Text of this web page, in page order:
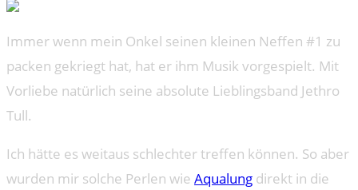
Immer wenn mein Onkel seinen kleinen Neffen #1 zu
packen gekriegt hat, hat er ihm Musik vorgespielt. Mit
Vorliebe natürlich seine absolute Lieblingsband Jethro
Tull.
Ich hätte es weitaus schlechter treffen können. So aber
wurden mir solche Perlen wie Aqualung direkt in die